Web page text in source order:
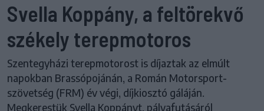
Svella Koppány, a feltörekvő
székely terepmotoros
Szentegyházi terepmotorost is díjaztak az elmúlt
napokban Brassópojánán, a Román Motorsport-
szövetség (FRM) év végi, díjkiosztó gáláján.
Megkerestük Svella Koppányt, pályafutásáról